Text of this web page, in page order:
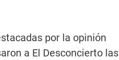
por la opinión
a El Desconcierto las